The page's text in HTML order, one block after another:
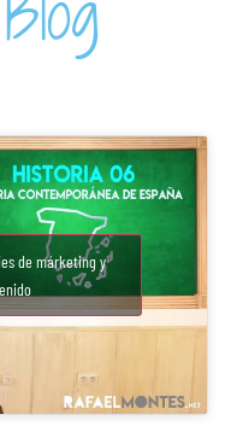
de márketing y